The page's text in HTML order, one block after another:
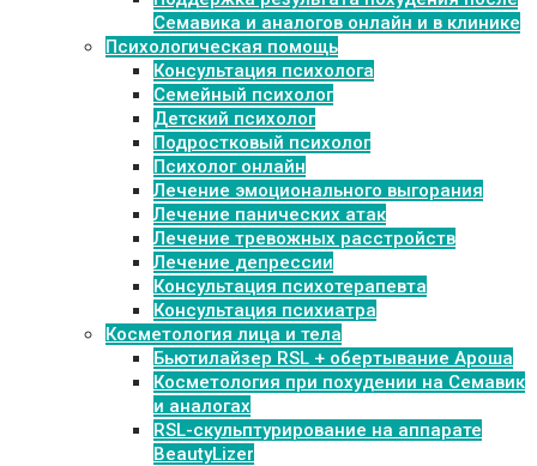
Семавика и аналогов онлайн и в клинике
Психологическая помощь
Консультация психолога
Семейный психолог
Детский психолог
Подростковый психолог
Психолог онлайн
Лечение эмоционального выгорания
Лечение панических атак
Лечение тревожных расстройств
Лечение депрессии
Консультация психотерапевта
Консультация психиатра
Косметология лица и тела
Бьютилайзер RSL + обертывание Ароша
Косметология при похудении на Семавик
и аналогах
RSL-скульптурирование на аппарате
BeautyLizer